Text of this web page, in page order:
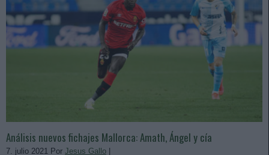
Análisis nuevos fichajes Mallorca: Amath, Ángel y cía
7. julio 2021 Por Jesus Gallo